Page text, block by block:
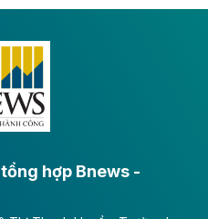
được kỳ vọng sẽ tạo động
khu vực phía Nam đồng
Việt Nam - CTCP
hợp Bnews -